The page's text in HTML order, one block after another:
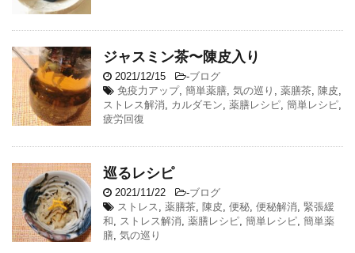
ジャスミン茶〜陳皮入り
2021/12/15 -ブログ
免疫力アップ, 簡単薬膳 気の巡り 薬膳茶 陳皮
ストレス解消
カルダモン 薬膳レシピ 簡単レシピ
疲労回復
巡るレシピ
2021/11/22 -ブログ
ストレス
薬膳茶 陳皮 便秘 便秘解消 緊張緩
和
ストレス解消 薬膳レシピ 簡単レシピ 簡単薬
膳 気の巡り